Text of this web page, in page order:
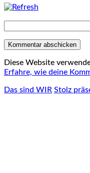
Diese Website
Erfahre, wie deine
Das sind WIR Stolz